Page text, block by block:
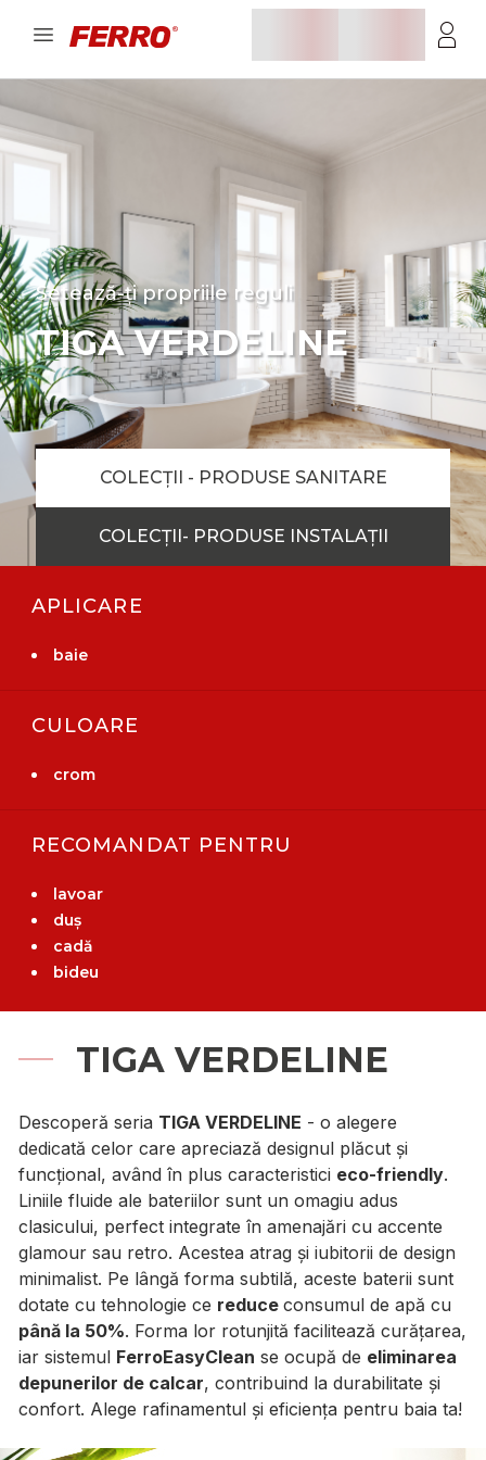
Setează-ți propriile reguli
TIGA VERDELINE
COLECȚII - PRODUSE SANITARE
COLECȚII- PRODUSE INSTALAȚII
TIGA VERDELINE
Descoperă seria TIGA VERDELINE - o alegere
dedicată celor care apreciază designul plăcut și
funcțional, având în plus caracteristici eco-friendly.
Liniile fluide ale bateriilor sunt un omagiu adus
clasicului, perfect integrate în amenajări cu accente
glamour sau retro. Acestea atrag și iubitorii de design
minimalist. Pe lângă forma subtilă, aceste baterii sunt
dotate cu tehnologie ce reduce consumul de apă cu
până la 50%. Forma lor rotunjită facilitează curățarea,
iar sistemul FerroEasyClean se ocupă de eliminarea
depunerilor de calcar, contribuind la durabilitate și
confort. Alege rafinamentul și eficiența pentru baia ta!
APLICARE
baie
CULOARE
crom
RECOMANDAT PENTRU
lavoar
duș
cadă
bideu